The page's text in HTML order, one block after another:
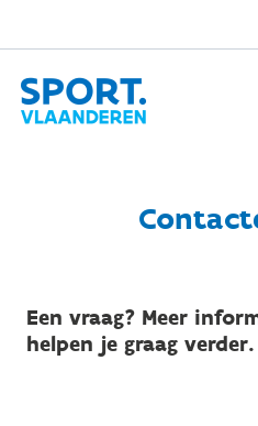
Een vraag? Meer
helpen je graag verder.